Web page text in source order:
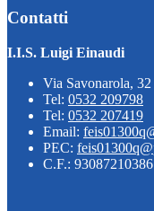
Contatti
I.I.S. Luigi Einaudi
Via Savonarola,
Tel: 0532 209798
Tel: 0532 207419
Email:
PEC:
C.F.: 93087210386